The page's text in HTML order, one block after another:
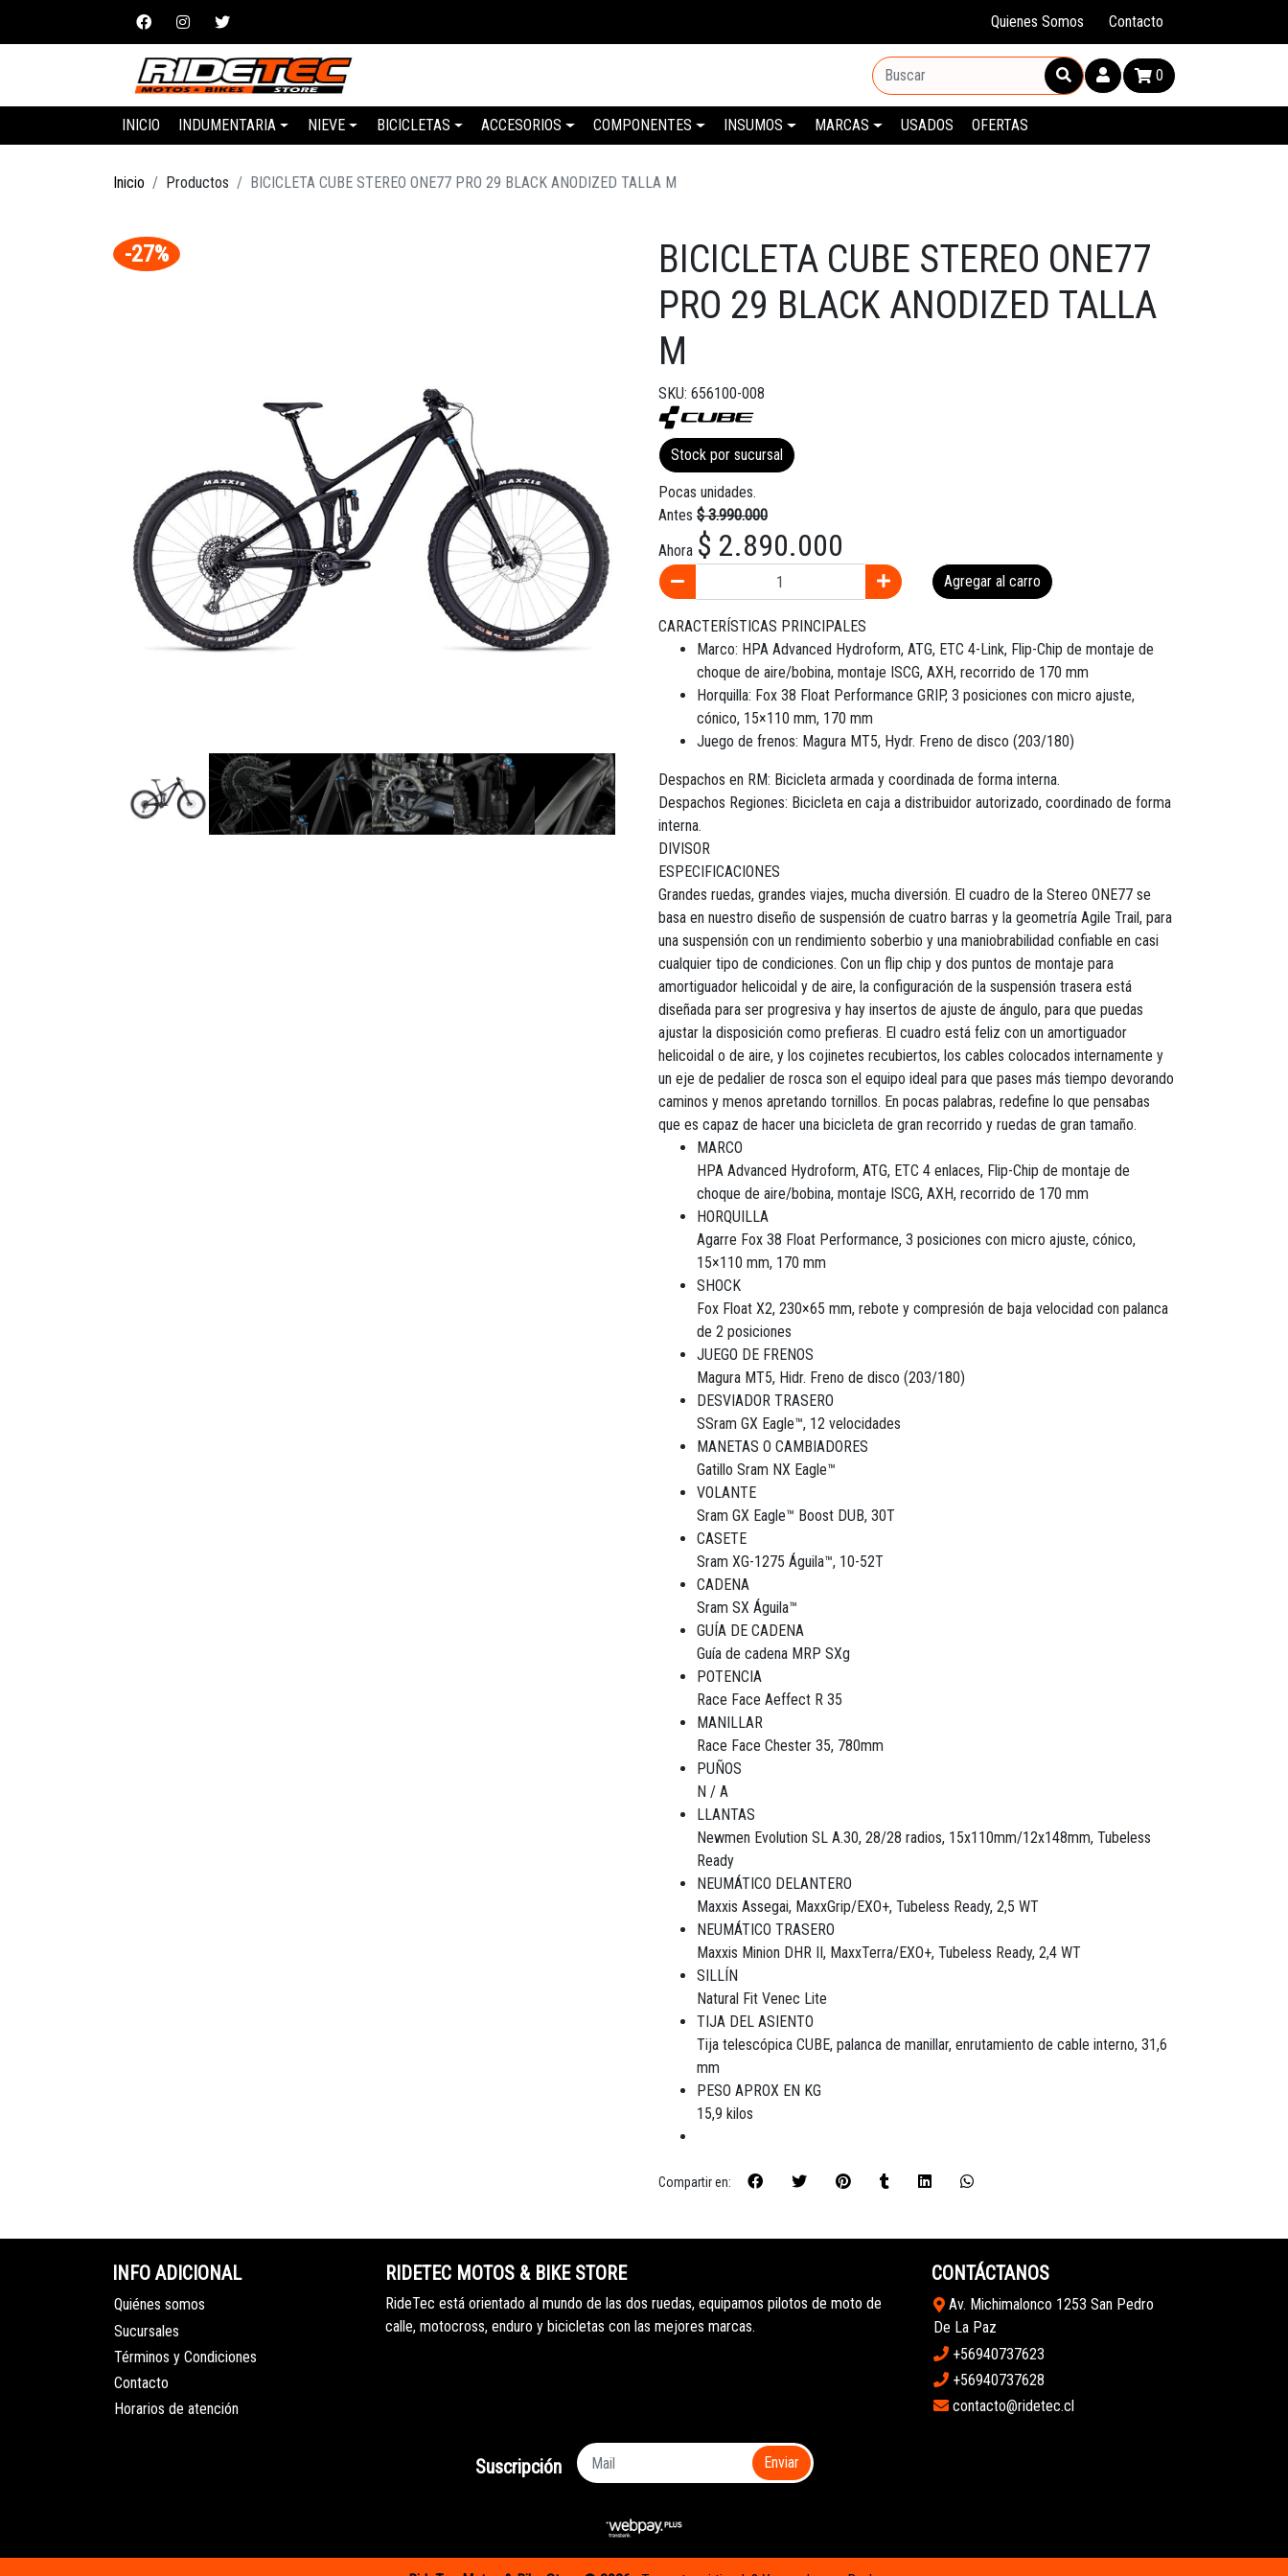
Quienes Somos Contacto
0
INICIO INDUMENTARIA NIEVE BICICLETAS ACCESORIOS COMPONENTES INSUMOS MARCAS USADOS OFERTAS
Inicio Productos BICICLETA CUBE STEREO ONE77 PRO 29 BLACK ANODIZED TALLA M
-27%
BICICLETA CUBE STEREO ONE77
PRO 29 BLACK ANODIZED TALLA
M
SKU: 656100-008
Stock por sucursal
Pocas unidades.
Antes $ 3.990.000
Ahora $ 2.890.000
Agregar al carro
CARACTERÍSTICAS PRINCIPALES
Marco: HPA Advanced Hydroform, ATG, ETC 4-Link, Flip-Chip de montaje de
choque de aire/bobina, montaje ISCG, AXH, recorrido de 170 mm
Horquilla: Fox 38 Float Performance GRIP, 3 posiciones con micro ajuste,
cónico, 15×110 mm, 170 mm
Juego de frenos: Magura MT5, Hydr. Freno de disco (203/180)
Despachos en RM: Bicicleta armada y coordinada de forma interna.
Despachos Regiones: Bicicleta en caja a distribuidor autorizado, coordinado de forma
interna.
DIVISOR
ESPECIFICACIONES
Grandes ruedas, grandes viajes, mucha diversión. El cuadro de la Stereo ONE77 se
basa en nuestro diseño de suspensión de cuatro barras y la geometría Agile Trail, para
una suspensión con un rendimiento soberbio y una maniobrabilidad confiable en casi
cualquier tipo de condiciones. Con un flip chip y dos puntos de montaje para
amortiguador helicoidal y de aire, la configuración de la suspensión trasera está
diseñada para ser progresiva y hay insertos de ajuste de ángulo, para que puedas
ajustar la disposición como prefieras. El cuadro está feliz con un amortiguador
helicoidal o de aire, y los cojinetes recubiertos, los cables colocados internamente y
un eje de pedalier de rosca son el equipo ideal para que pases más tiempo devorando
caminos y menos apretando tornillos. En pocas palabras, redefine lo que pensabas
que es capaz de hacer una bicicleta de gran recorrido y ruedas de gran tamaño.
MARCO
HPA Advanced Hydroform, ATG, ETC 4 enlaces, Flip-Chip de montaje de
choque de aire/bobina, montaje ISCG, AXH, recorrido de 170 mm
HORQUILLA
Agarre Fox 38 Float Performance, 3 posiciones con micro ajuste, cónico,
15×110 mm, 170 mm
SHOCK
Fox Float X2, 230×65 mm, rebote y compresión de baja velocidad con palanca
de 2 posiciones
JUEGO DE FRENOS
Magura MT5, Hidr. Freno de disco (203/180)
DESVIADOR TRASERO
SSram GX Eagle™, 12 velocidades
MANETAS O CAMBIADORES
Gatillo Sram NX Eagle™
VOLANTE
Sram GX Eagle™ Boost DUB, 30T
CASETE
Sram XG-1275 Águila™, 10-52T
CADENA
Sram SX Águila™
GUÍA DE CADENA
Guía de cadena MRP SXg
POTENCIA
Race Face Aeffect R 35
MANILLAR
Race Face Chester 35, 780mm
PUÑOS
N / A
LLANTAS
Newmen Evolution SL A.30, 28/28 radios, 15x110mm/12x148mm, Tubeless
Ready
NEUMÁTICO DELANTERO
Maxxis Assegai, MaxxGrip/EXO+, Tubeless Ready, 2,5 WT
NEUMÁTICO TRASERO
Maxxis Minion DHR II, MaxxTerra/EXO+, Tubeless Ready, 2,4 WT
SILLÍN
Natural Fit Venec Lite
TIJA DEL ASIENTO
Tija telescópica CUBE, palanca de manillar, enrutamiento de cable interno, 31,6
mm
PESO APROX EN KG
15,9 kilos
Compartir en:
INFO ADICIONAL
Quiénes somos
Sucursales
Términos y Condiciones
Contacto
Horarios de atención
RIDETEC MOTOS & BIKE STORE
RideTec está orientado al mundo de las dos ruedas, equipamos pilotos de moto de
calle, motocross, enduro y bicicletas con las mejores marcas.
CONTÁCTANOS
Av. Michimalonco 1253 San Pedro
De La Paz
+56940737623
+56940737628
contacto@ridetec.cl
Suscripción Enviar